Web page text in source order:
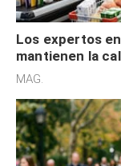
Los expertos
mantienen la
cognitiva,
MAG.